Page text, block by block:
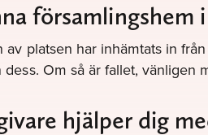
församlingshem
av platsen har inhämtats in
dess. Om så är fallet, vänligen
hjälper dig